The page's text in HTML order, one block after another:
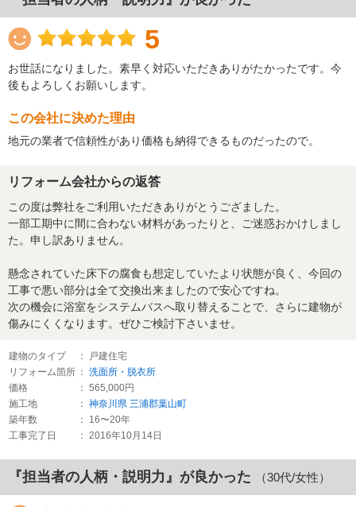
5
お世話になりました。素早く対応いただきありがたかったです。今
後もよろしくお願いします。
この会社に決めた理由
地元の業者で信頼性があり価格も納得できるものだったので。
リフォーム会社からの返答
この度は弊社をご利用いただきありがとうござました。
一部工期中に間に合わない材料があったりと、ご迷惑おかけしまし
た。申し訳ありません。
懸念されていた床下の腐食も想定していたより状態が良く、今回の
工事で悪い部分は全て交換出来ましたので安心ですね。
次の機会に浴室をシステムバスへ取り替えることで、さらに建物が
傷みにくくなります。ぜひご検討下さいませ。
建物のタイプ
： 戸建住宅
リフォーム箇所 ： 洗面所・脱衣所
価格
： 565,000円
施工地
： 神奈川県 三浦郡葉山町
築年数
： 16〜20年
工事完了日
： 2016年10月14日
『担当者の人柄・説明力』が良かった （30代/女性）